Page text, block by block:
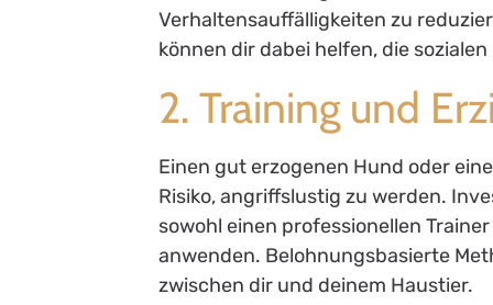
Verhaltensauffälligkeiten zu
können dir dabei helfen, die
2. Training und
Einen gut erzogenen Hund oder
Risiko, angriffslustig zu werden.
sowohl einen professionellen
anwenden. Belohnungsbasierte
zwischen dir und deinem Haustier.